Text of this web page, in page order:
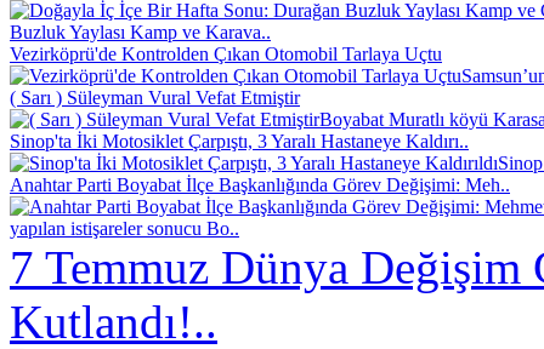
Buzluk Yaylası Kamp ve Karava..
Vezirköprü'de Kontrolden Çıkan Otomobil Tarlaya Uçtu
( Sarı ) Süleyman Vural Vefat Etmiştir
Boyabat Muratlı köyü
Sinop'ta İki Motosiklet Çarpıştı, 3 Yaralı Hastaneye Kaldırı..
Anahtar Parti Boyabat İlçe Başkanlığında Görev Değişimi: Meh..
yapılan istişareler sonucu Bo..
7 Temmuz Dünya Değişim
Kutlandı!..